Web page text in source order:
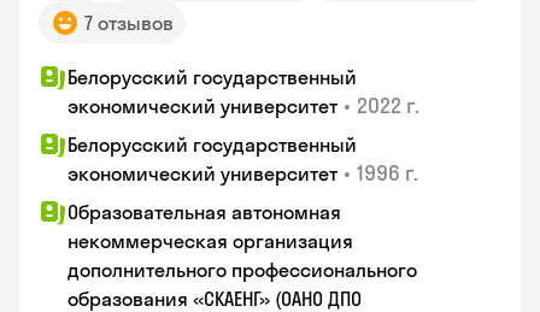
7 отзывов
Белорусский государственный
экономический университет • 2022 г.
Белорусский государственный
экономический университет • 1996 г.
Образовательная автономная
некоммерческая организация
дополнительного профессионального
образования «СКАЕНГ» (ОАНО ДПО